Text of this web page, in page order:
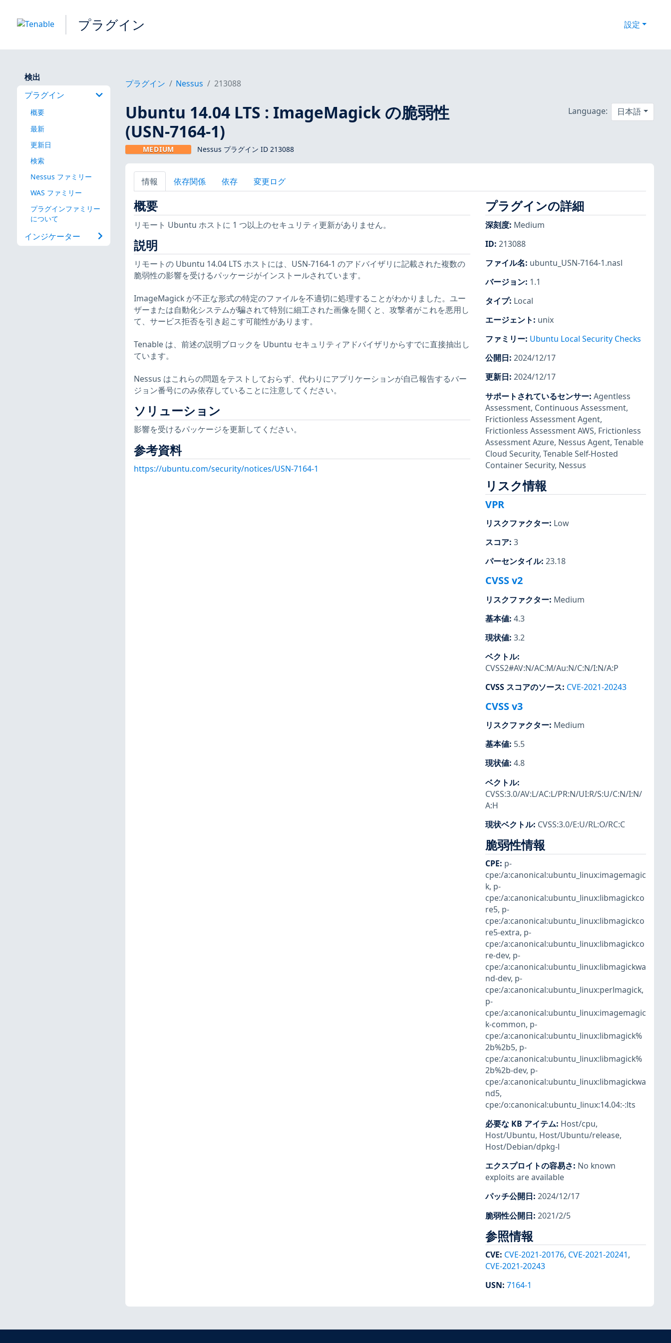
プラグイン 設定
検出
プラグイン
概要
最新
更新日
検索
Nessus ファミリー
WAS ファミリー
プラグインファミリー
について
インジケーター
プラグイン Nessus 213088
Ubuntu 14.04 LTS : ImageMagick の脆弱性
(USN-7164-1)
MEDIUM Nessus プラグイン ID 213088
Language: 日本語
情報 依存関係 依存 変更ログ
概要
リモート Ubuntu ホストに 1 つ以上のセキュリティ更新がありません。
説明
リモートの Ubuntu 14.04 LTS ホストには、USN-7164-1 のアドバイザリに記載された複数の
脆弱性の影響を受けるパッケージがインストールされています。
ImageMagick が不正な形式の特定のファイルを不適切に処理することがわかりました。ユー
ザーまたは自動化システムが騙されて特別に細工された画像を開くと、攻撃者がこれを悪用し
て、サービス拒否を引き起こす可能性があります。
Tenable は、前述の説明ブロックを Ubuntu セキュリティアドバイザリからすでに直接抽出し
ています。
Nessus はこれらの問題をテストしておらず、代わりにアプリケーションが自己報告するバー
ジョン番号にのみ依存していることに注意してください。
ソリューション
影響を受けるパッケージを更新してください。
参考資料
https://ubuntu.com/security/notices/USN-7164-1
プラグインの詳細
深刻度: Medium
ID: 213088
ファイル名: ubuntu_USN-7164-1.nasl
バージョン: 1.1
タイプ: Local
エージェント: unix
ファミリー: Ubuntu Local Security Checks
公開日: 2024/12/17
更新日: 2024/12/17
サポートされているセンサー: Agentless
Assessment, Continuous Assessment,
Frictionless Assessment Agent,
Frictionless Assessment AWS, Frictionless
Assessment Azure, Nessus Agent, Tenable
Cloud Security, Tenable Self-Hosted
Container Security, Nessus
リスク情報
VPR
リスクファクター: Low
スコア: 3
パーセンタイル: 23.18
CVSS v2
リスクファクター: Medium
基本値: 4.3
現状値: 3.2
ベクトル:
CVSS2#AV:N/AC:M/Au:N/C:N/I:N/A:P
CVSS スコアのソース: CVE-2021-20243
CVSS v3
リスクファクター: Medium
基本値: 5.5
現状値: 4.8
ベクトル:
CVSS:3.0/AV:L/AC:L/PR:N/UI:R/S:U/C:N/I:N/
A:H
現状ベクトル: CVSS:3.0/E:U/RL:O/RC:C
脆弱性情報
CPE: p-
cpe:/a:canonical:ubuntu_linux:imagemagic
k, p-
cpe:/a:canonical:ubuntu_linux:libmagickco
re5, p-
cpe:/a:canonical:ubuntu_linux:libmagickco
re5-extra, p-
cpe:/a:canonical:ubuntu_linux:libmagickco
re-dev, p-
cpe:/a:canonical:ubuntu_linux:libmagickwa
nd-dev, p-
cpe:/a:canonical:ubuntu_linux:perlmagick,
p-
cpe:/a:canonical:ubuntu_linux:imagemagic
k-common, p-
cpe:/a:canonical:ubuntu_linux:libmagick%
2b%2b5, p-
cpe:/a:canonical:ubuntu_linux:libmagick%
2b%2b-dev, p-
cpe:/a:canonical:ubuntu_linux:libmagickwa
nd5,
cpe:/o:canonical:ubuntu_linux:14.04:-:lts
必要な KB アイテム: Host/cpu,
Host/Ubuntu, Host/Ubuntu/release,
Host/Debian/dpkg-l
エクスプロイトの容易さ: No known
exploits are available
パッチ公開日: 2024/12/17
脆弱性公開日: 2021/2/5
参照情報
CVE: CVE-2021-20176, CVE-2021-20241,
CVE-2021-20243
USN: 7164-1